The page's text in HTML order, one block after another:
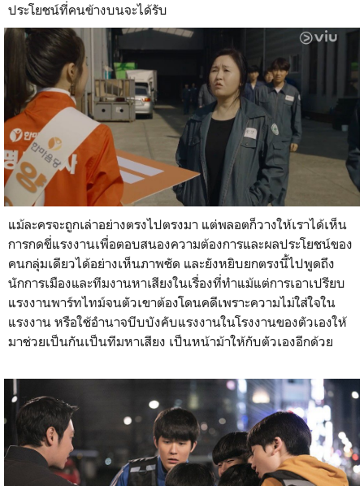
ประโยชน์ที่คนข้างบนจะได้รับ
แม้ละครจะถูกเล่าอย่างตรงไปตรงมา แต่พลอตก็วางให้เราได้เห็น
การกดขี่แรงงานเพื่อตอบสนองความต้องการและผลประโยชน์ของ
คนกลุ่มเดียวได้อย่างเห็นภาพชัด และยังหยิบยกตรงนี้ไปพูดถึง
นักการเมืองและทีมงานหาเสียงในเรื่องที่ทำแม้แต่การเอาเปรียบ
แรงงานพาร์ทไทม์จนตัวเขาต้องโดนคดีเพราะความไม่ใส่ใจใน
แรงงาน หรือใช้อำนาจบีบบังคับแรงงานในโรงงานของตัวเองให้
มาช่วยเป็นกันเป็นทีมหาเสียง เป็นหน้าม้าให้กับตัวเองอีกด้วย